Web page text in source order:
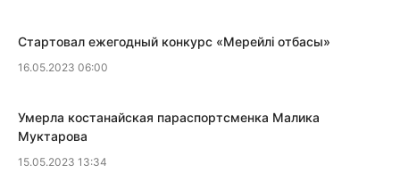
​Стартовал ежегодный конкурс «Мерейлi отбасы»
16.05.2023 06:00
​Умерла костанайская параспортсменка Малика
Муктарова
15.05.2023 13:34